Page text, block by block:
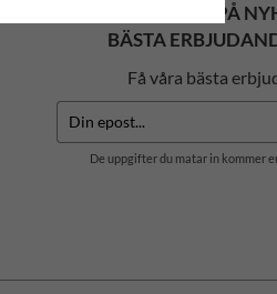
PRENUMERERA PÅ
BÄSTA
Få våra bästa
De uppgifter du matar in kommer